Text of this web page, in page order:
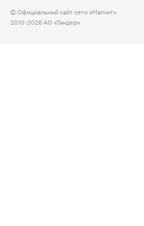
© Официальный сайт сети «Магнит».
2010-2026 АО «Тандер»